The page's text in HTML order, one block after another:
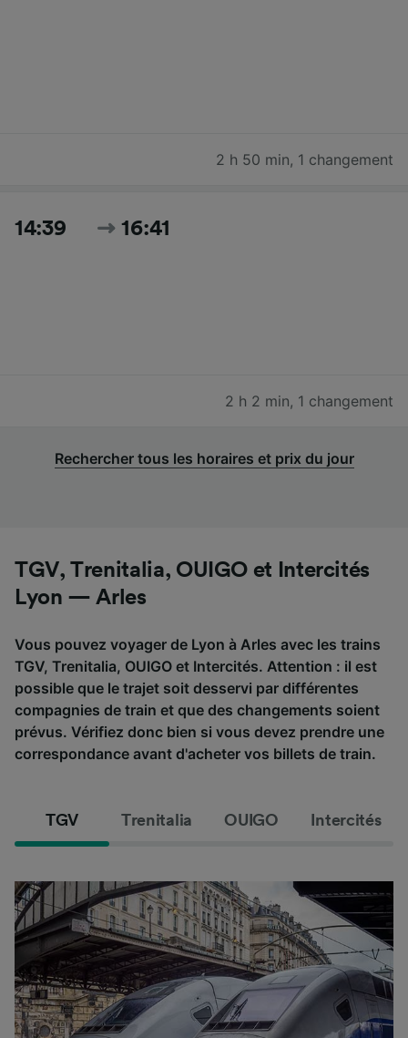
2 h 50 min, 1 changement
14:39 16:41
2 h 2 min, 1 changement
Rechercher tous les horaires et prix du jour
TGV, Trenitalia, OUIGO et Intercités
Lyon — Arles
Vous pouvez voyager de Lyon à Arles avec les trains
TGV, Trenitalia, OUIGO et Intercités. Attention : il est
possible que le trajet soit desservi par différentes
compagnies de train et que des changements soient
prévus. Vérifiez donc bien si vous devez prendre une
correspondance avant d'acheter vos billets de train.
TGV Trenitalia OUIGO Intercités